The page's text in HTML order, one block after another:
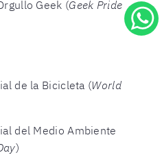
Geek (Geek Pride
de la Bicicleta (World
del Medio Ambiente
)